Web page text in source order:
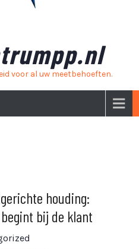
voor al uw meetbehoeften.
houding:
bij de klant